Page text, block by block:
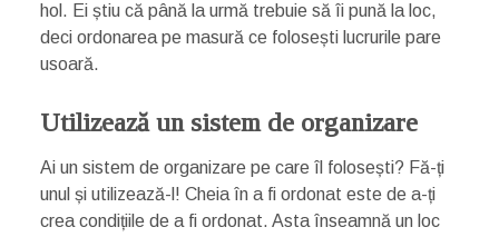
hol. Ei știu că până la urmă trebuie să îi pună la loc,
deci ordonarea pe masură ce folosești lucrurile pare
usoară.
Utilizează un sistem de organizare
Ai un sistem de organizare pe care îl folosești? Fă-ți
unul și utilizează-l! Cheia în a fi ordonat este de a-ți
crea condițiile de a fi ordonat. Asta înseamnă un loc